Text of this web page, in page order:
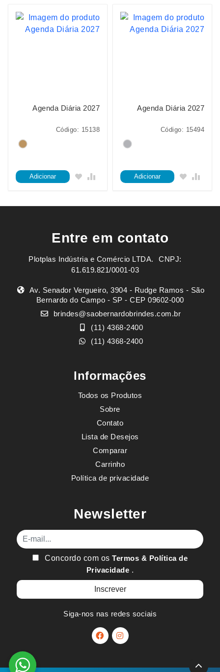
Agenda Diária 2027
Código: 15138
Adicionar
Agenda Diária 2027
Código: 15494
Adicionar
Entre em contato
Plotplas Indústria e Comércio LTDA. ㅤㅤㅤ CNPJ:
61.619.821/0001-03
Av. Senador Vergueiro, 3904 - Rudge Ramos - São
Bernardo do Campo - SP - CEP 09602-000
brindes@saobernardobrindes.com.br
(11) 4368-2400
(11) 4368-2400
Informações
Todos os Produtos
Sobre
Contato
Lista de Desejos
Comparar
Carrinho
Política de privacidade
Newsletter
E-mail
Concordo com osTermos & Política de
Privacidade .
Siga-nos nas redes sociais